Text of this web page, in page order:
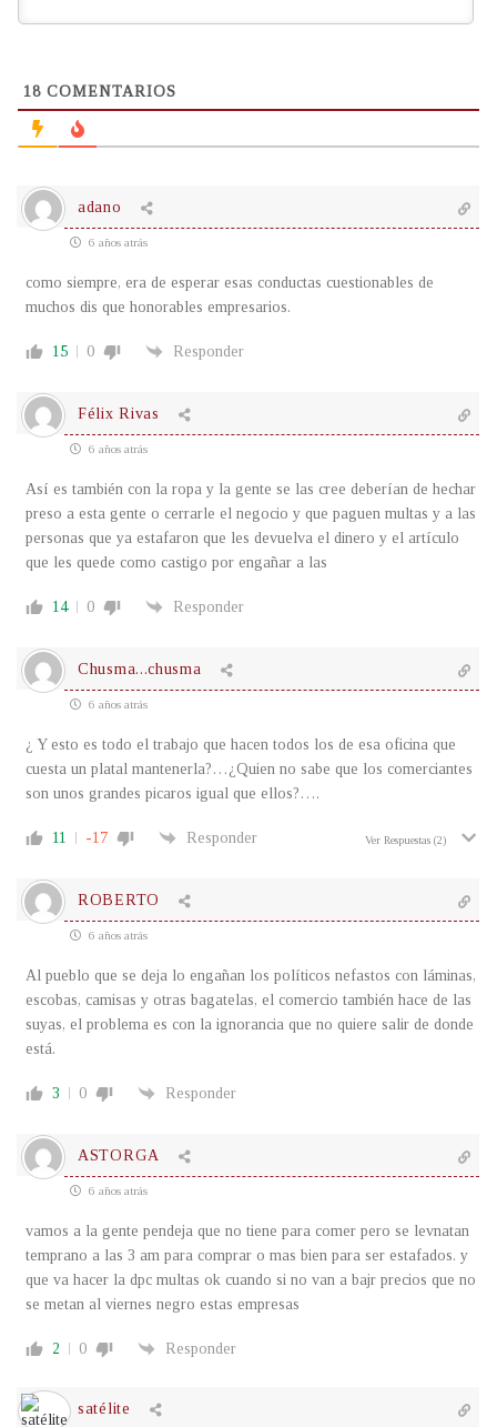
18 COMENTARIOS
adano
6 años atrás
como siempre, era de esperar esas conductas cuestionables de
muchos dis que honorables empresarios.
15 0 Responder
Félix Rivas
6 años atrás
Así es también con la ropa y la gente se las cree deberían de hechar
preso a esta gente o cerrarle el negocio y que paguen multas y a las
personas que ya estafaron que les devuelva el dinero y el artículo
que les quede como castigo por engañar a las
14 0 Responder
Chusma...chusma
6 años atrás
¿ Y esto es todo el trabajo que hacen todos los de esa oficina que
cuesta un platal mantenerla?…¿Quien no sabe que los comerciantes
son unos grandes picaros igual que ellos?….
11 -17 Responder Ver Respuestas (2)
ROBERTO
6 años atrás
Al pueblo que se deja lo engañan los políticos nefastos con láminas,
escobas, camisas y otras bagatelas, el comercio también hace de las
suyas, el problema es con la ignorancia que no quiere salir de donde
está.
3 0 Responder
ASTORGA
6 años atrás
vamos a la gente pendeja que no tiene para comer pero se levnatan
temprano a las 3 am para comprar o mas bien para ser estafados. y
que va hacer la dpc multas ok cuando si no van a bajr precios que no
se metan al viernes negro estas empresas
2 0 Responder
satélite